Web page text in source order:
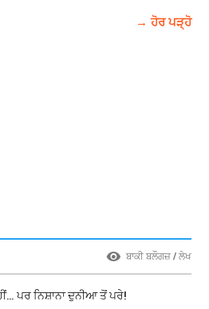
→ ਹੋਰ ਪੜ੍ਹੋ
ਬਾਕੀ ਬਲੌਗਜ਼ / ਲੇਖ
ਪਰ ਨਿਸ਼ਾਨਾ ਦੁਨੀਆ ਤੋਂ ਪਰੇ!